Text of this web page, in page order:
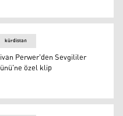
Mehdi Yarrahi,
kürdistan
Perwer'den Sevgililer
özel klip